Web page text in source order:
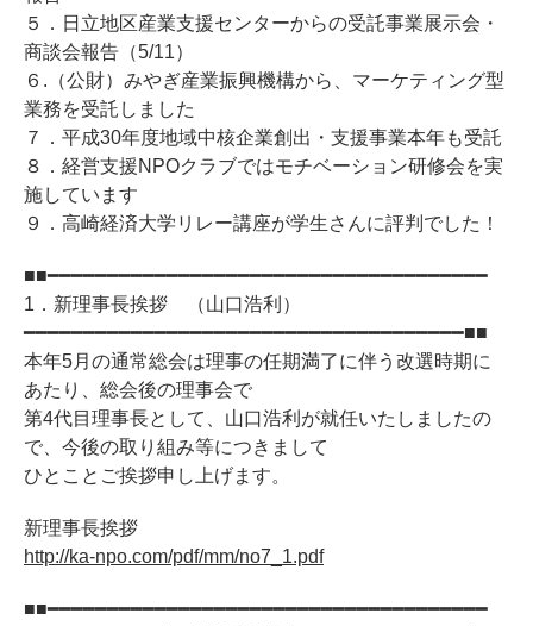
５．日立地区産業支援センターからの受託事業展示会・
商談会報告（5/11）
６.（公財）みやぎ産業振興機構から、マーケティング型
業務を受託しました
７．平成30年度地域中核企業創出・支援事業本年も受託
８．経営支援NPOクラブではモチベーション研修会を実
施しています
９．高崎経済大学リレー講座が学生さんに評判でした！
■■━━━━━━━━━━━━━━━━━━━━━━━━━━━━━━━━━━━━━
1．新理事長挨拶 （山口浩利）
━━━━━━━━━━━━━━━━━━━━━━━━━━━━━━━━━━━━━■■
本年5月の通常総会は理事の任期満了に伴う改選時期に
あたり、総会後の理事会で
第4代目理事長として、山口浩利が就任いたしましたの
で、今後の取り組み等につきまして
ひとことご挨拶申し上げます。
新理事長挨拶
http://ka-npo.com/pdf/mm/no7_1.pdf
■■━━━━━━━━━━━━━━━━━━━━━━━━━━━━━━━━━━━━━